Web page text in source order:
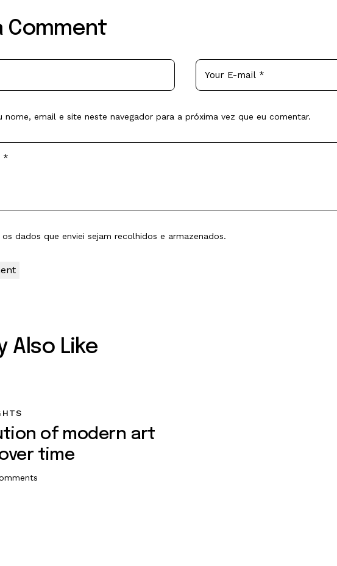
Comment
nome, email e site neste navegador para a próxima vez que eu comentar.
dados que enviei sejam recolhidos e armazenados.
Also Like
of modern art
time